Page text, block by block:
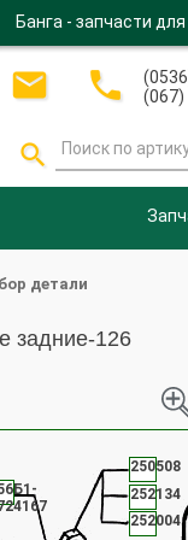
Банга - запчасти
 
(067)

детали
задние-126
252134
250508
252004